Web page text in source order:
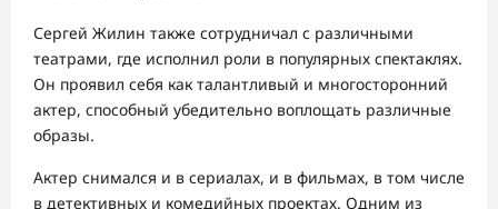
Сергей Жилин также сотрудничал с различными
театрами, где исполнил роли в популярных спектаклях.
Он проявил себя как талантливый и многосторонний
актер, способный убедительно воплощать различные
образы.
Актер снимался и в сериалах, и в фильмах, в том числе
в детективных и комедийных проектах. Одним из